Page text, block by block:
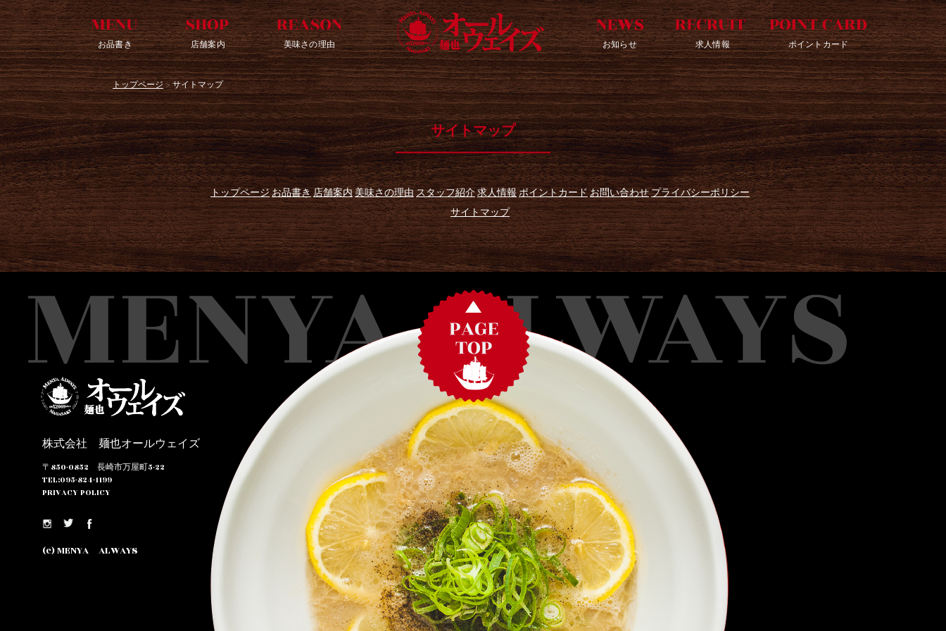
お品書き 店舗案内 美味さの理由 お知らせ 求人情報 ポイントカード
トップページ > サイトマップ
サイトマップ
トップページお品書き店舗案内美味さの理由スタッフ紹介求人情報ポイントカードお問い合わせプライバシーポリシー
サイトマップ
株式会社 麺也オールウェイズ
〒850-0852 長崎市万屋町5-22
TEL:095-824-1199
PRIVACY POLICY
(c) MENYA ALWAYS